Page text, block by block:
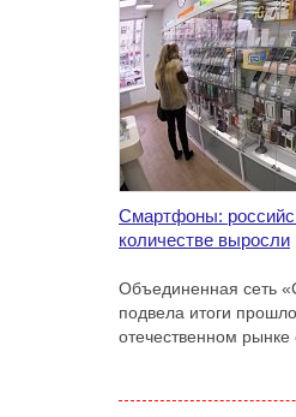
Смартфоны:
количестве выросли
Объединенная сеть
подвела итоги
отечественном